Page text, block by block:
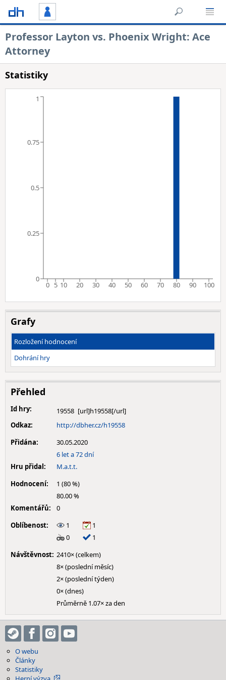
Professor Layton vs. Phoenix Wright: Ace
Attorney
Statistiky
0 5 10 20 30 40 50 60 70 80 90 100
0
0.25
0.5
0.75
1
Grafy
Rozložení hodnocení
Dohrání hry
Přehled
Id hry:
19558
Odkaz:
http://dbher.cz/h19558
Přidána:
30.05.2020
6 let a 72 dní
Hru přidal:
M.a.t.t.
Hodnocení:
1 (80 %)
80.00 %
Komentářů:
0
Oblíbenost:
1
1
0
1
Návštěvnost: 2410× (celkem)
8× (poslední měsíc)
2× (poslední týden)
0× (dnes)
Průměrně 1.07× za den
O webu
Články
Statistiky